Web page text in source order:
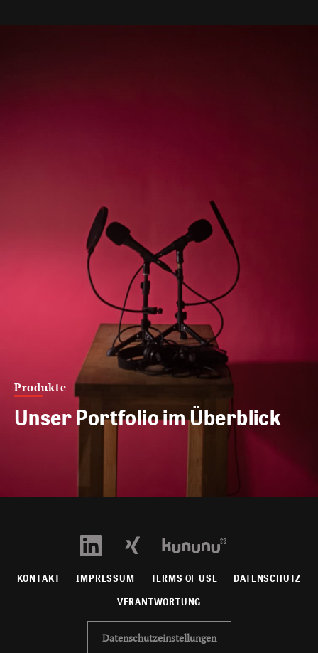
Produkte
Unser Portfolio im Überblick
KONTAKT IMPRESSUM TERMS OF USE DATENSCHUTZ
VERANTWORTUNG
Datenschutzeinstellungen